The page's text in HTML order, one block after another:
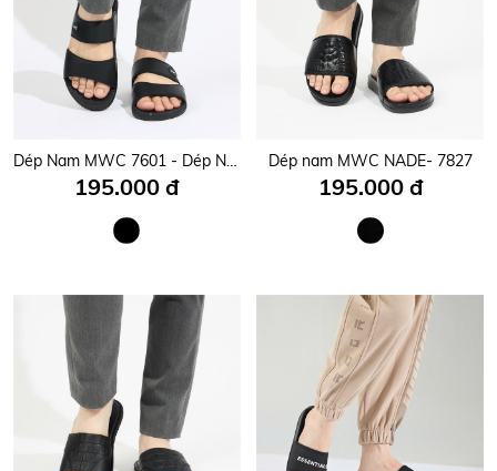
Dép Nam MWC 7601 - Dép Nam Quai Ngang Siêu Êm Nhẹ, Dép Da Nam Cao Cấp Năng Động, Trẻ Trung.
195.000 đ
Dép nam MWC NADE- 7827
195.000 đ